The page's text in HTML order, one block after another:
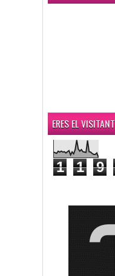
ERES EL
1 1 9